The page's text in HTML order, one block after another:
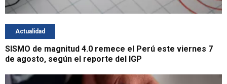
Actualidad
SISMO de magnitud 4.0 remece el Perú este viernes 7
de agosto, según el reporte del IGP